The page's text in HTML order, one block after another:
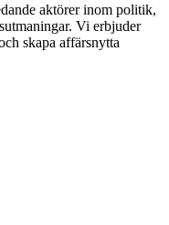
aktörer inom politik,
Vi erbjuder
skapa affärsnytta